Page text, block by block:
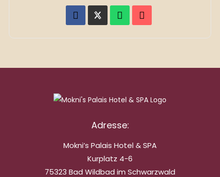
Adresse:
Mokni’s Palais Hotel & SPA
Kurplatz 4-6
75323 Bad Wildbad im Schwarzwald